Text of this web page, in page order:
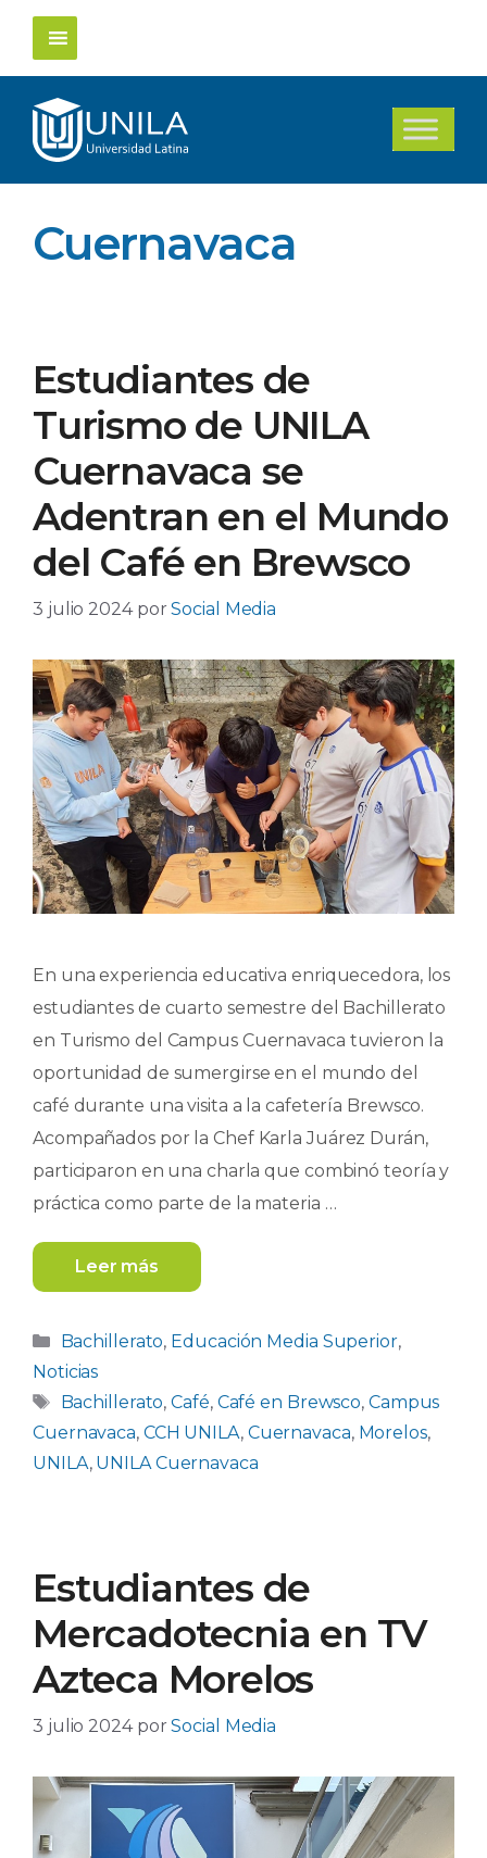
Saltar
contenido
Cuernavaca
Estudiantes de
Turismo de UNILA
Cuernavaca se
Adentran en el Mundo
del Café en Brewsco
3 julio 2024 porSocial Media
En una experiencia educativa enriquecedora, los
estudiantes de cuarto semestre del Bachillerato
en Turismo del Campus Cuernavaca tuvieron la
oportunidad de sumergirse en el mundo del
café durante una visita a la cafetería Brewsco.
Acompañados por la Chef Karla Juárez Durán,
participaron en una charla que combinó teoría y
práctica como parte de la materia …
Leer más
Categorías
Bachillerato, Educación Media Superior,
Noticias
Etiquetas
Bachillerato,Café, Café en Brewsco, Campus
Cuernavaca, CCH UNILA, Cuernavaca, Morelos,
UNILA, UNILA Cuernavaca
Estudiantes de
Mercadotecnia en TV
Azteca Morelos
3 julio 2024 porSocial Media